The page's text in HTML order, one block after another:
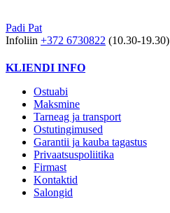
Padi Pat
Infoliin +372 6730822 (10.30-19.30)
KLIENDI INFO
Ostuabi
Maksmine
Tarneag ja transport
Ostutingimused
Garantii ja kauba tagastus
Privaatsuspoliitika
Firmast
Kontaktid
Salongid